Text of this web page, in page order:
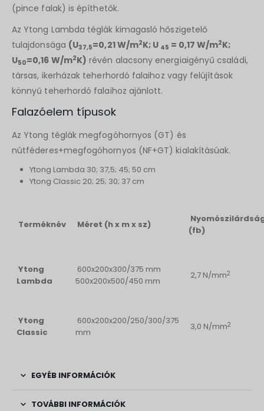
(pince falak) is építhetők.
Az Ytong Lambda téglák kimagasló hőszigetelő
tulajdonsága (U37,5=0,21 W/m2K; U 45 = 0,17 W/m2K;
U50=0,16 W/m2K) révén alacsony energiaigényű családi,
társas, ikerházak teherhordó falaihoz vagy felújítások
könnyű teherhordó falaihoz ajánlott.
Falazóelem típusok
Az Ytong téglák megfogóhornyos (GT) és
nútféderes+megfogóhornyos (NF+GT) kialakításúak.
Ytong Lambda 30; 37,5; 45; 50 cm
Ytong Classic 20; 25; 30; 37 cm
Terméknév Méret (h x m x sz)
(fb)
Ytong
Lambda
600x200x300/375 mm
500x200x500/450 mm
2,7 N/mm2
Ytong
Classic
600x200x200/250/300/375
mm
3,0 N/mm2
EGYÉB INFORMÁCIÓK
TOVÁBBI INFORMÁCIÓK